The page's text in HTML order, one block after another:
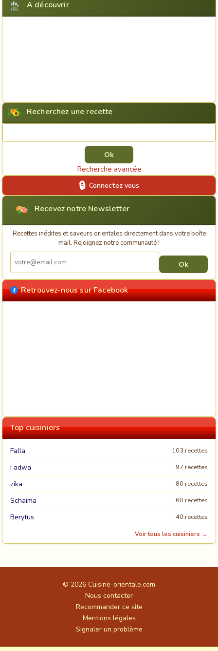
A découvrir
Recherchez une recette
Recherche avancée
Connectez vous
Recevez notre Newsletter
Recettes inédites et saveurs orientales directement dans votre boîte
mail. Rejoignez notre communauté !
Retrouvez-nous sur Facebook
Top cuisiniers
Falla 103 recettes
Fadwa 97 recettes
zika 80 recettes
Schaima 60 recettes
Berytus
40 recettes
Voir tous les cuisiniers →
© 2026 Cuisine-orientale.com
Nous contacter
Recommander ce site
Mentions légales
Signaler un problème